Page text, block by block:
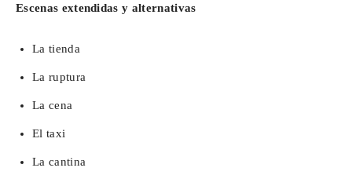
Escenas extendidas y alternativas
La tienda
La ruptura
La cena
El taxi
La cantina